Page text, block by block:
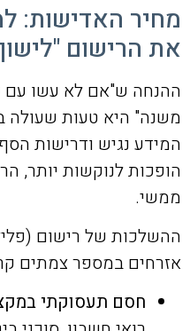
מחיר האדישות:
את הרישום
ההנחה ש"אם לא עשו עם
משנה" היא טעות שעולה
המידע נגיש ודרישות
הופכות לנוקשות יותר,
ממשי.
ההשלכות של רישום
אזרחים במספר צמתים
חסם תעסוקתי